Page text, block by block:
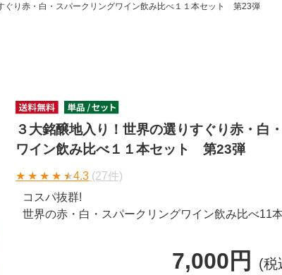
ぐり赤・白・スパークリングワイン飲み比べ１１本セット 第23弾
３大銘醸地入り！世界の選りすぐり赤・白
ワイン飲み比べ１１本セット 第23弾
★ ★ ★ ★ ★4.3 (27件)
コスパ抜群!
世界の赤・白・スパークリングワイン飲み比べ11
7,000円 (税